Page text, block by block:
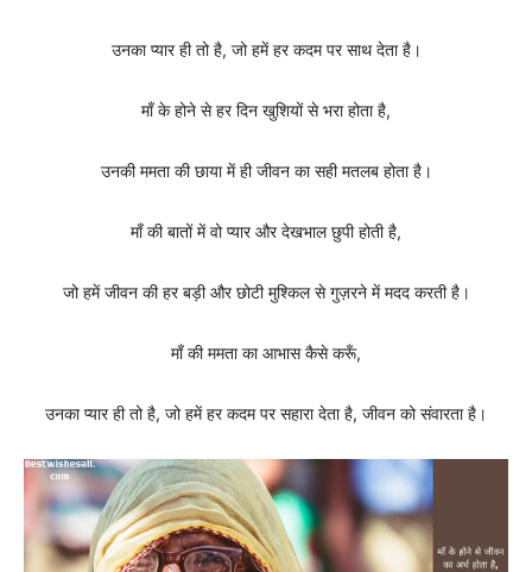
उनका प्यार ही तो है, जो हमें हर कदम पर साथ देता है।
माँ के होने से हर दिन खुशियों से भरा होता है,
उनकी ममता की छाया में ही जीवन का सही मतलब होता है।
माँ की बातों में वो प्यार और देखभाल छुपी होती है,
जो हमें जीवन की हर बड़ी और छोटी मुश्किल से गुज़रने में मदद करती है।
माँ की ममता का आभास कैसे करूँ,
उनका प्यार ही तो है, जो हमें हर कदम पर सहारा देता है, जीवन को संवारता है।